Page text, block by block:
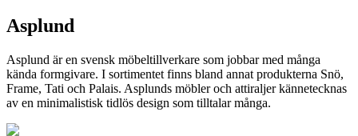
Asplund
Asplund är en svensk möbeltillverkare som jobbar med många
kända formgivare. I sortimentet finns bland annat produkterna Snö,
Frame, Tati och Palais. Asplunds möbler och attiraljer kännetecknas
av en minimalistisk tidlös design som tilltalar många.